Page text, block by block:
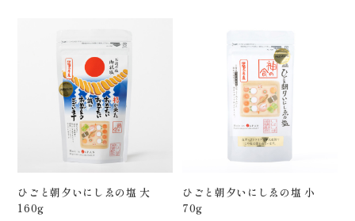
ひごと朝夕いにしゑの塩 大
160g
ひごと朝夕いにしゑの塩 小
70g